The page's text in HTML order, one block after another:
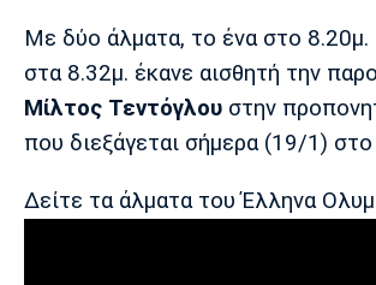
Πολιτισμός
Τραγούδια
Cine Spot
Πρόγραμμα TV
Ιωνικός
Με δύο άλματα, το ένα στο 8.20μ.
στα 8.32μ. έκανε αισθητή την
Μίλτος Τεντόγλου στην
που διεξάγεται σήμερα (19/1) στο
Δείτε τα άλματα του Έλληνα